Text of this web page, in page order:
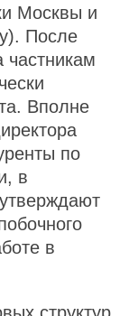
Москвы и
После
частникам
Вполне
по
в
в